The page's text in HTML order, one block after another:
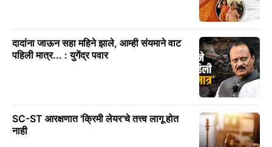
दादांना जाऊन सहा महिने झाले, आम्ही संयमाने वाट
पहिली मात्र... : युगेंद्र पवार
SC-ST आरक्षणात 'क्रिमी लेयर'चे तत्त्व लागू होत
नाही